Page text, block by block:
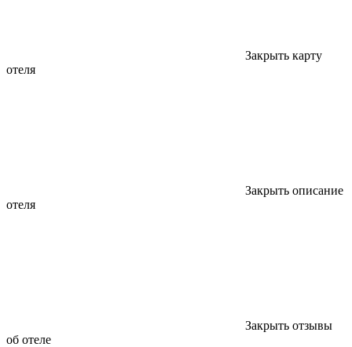
Закрыть карту
отеля
Закрыть описание
отеля
Закрыть отзывы
об отеле